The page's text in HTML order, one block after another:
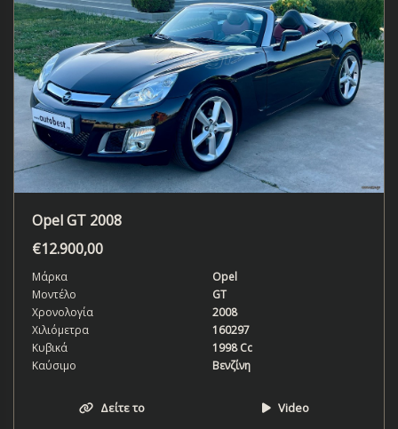
Opel GT 2008
€12.900,00
Μάρκα
Opel
Μοντέλο
GT
Χρονολογία
2008
Χιλιόμετρα
160297
Κυβικά
1998 Cc
Καύσιμο
Βενζίνη
Δείτε το Video